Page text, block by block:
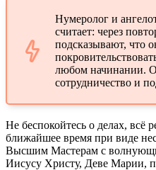
Нумеролог и
считает: через
подсказывают, что
любом начинании.
сотрудничество и
Не беспокойтесь о делах, всё
ближайшее время при виде
Высшим Мастерам с
Иисусу Христу, Деве Марии,